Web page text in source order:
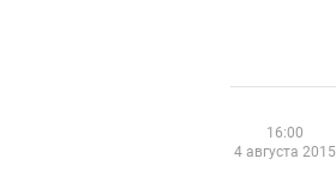
16:00
4 августа 2015